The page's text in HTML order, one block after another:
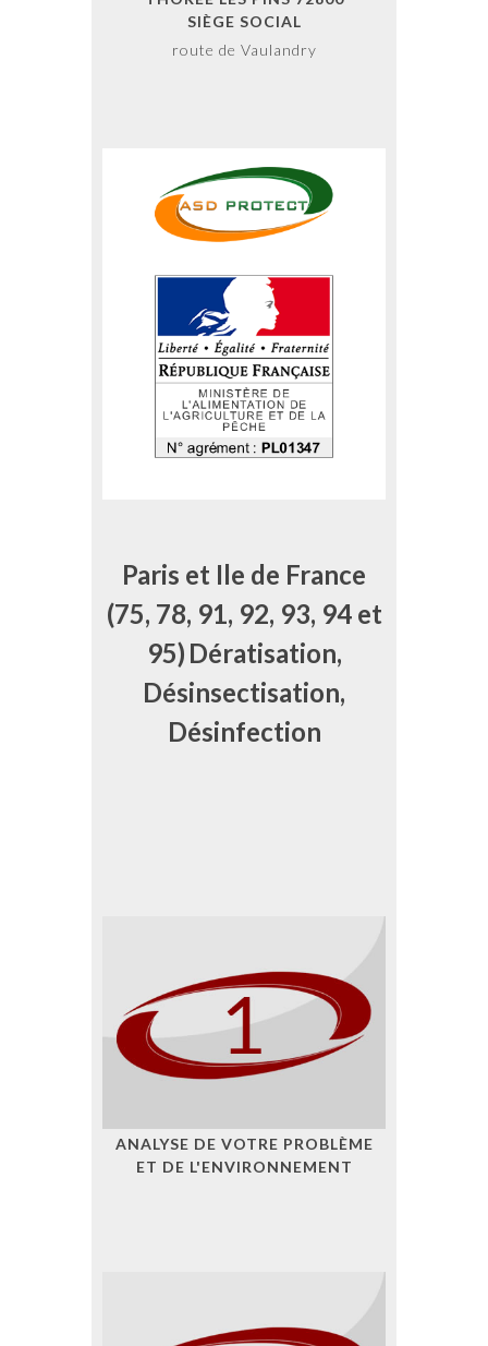
SIÈGE SOCIAL
route de Vaulandry
Paris et Ile de France
(75, 78, 91, 92, 93, 94 et
95) Dératisation,
Désinsectisation,
Désinfection
ANALYSE DE VOTRE PROBLÈME
ET DE L'ENVIRONNEMENT